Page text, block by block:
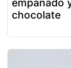
empanado
chocolate